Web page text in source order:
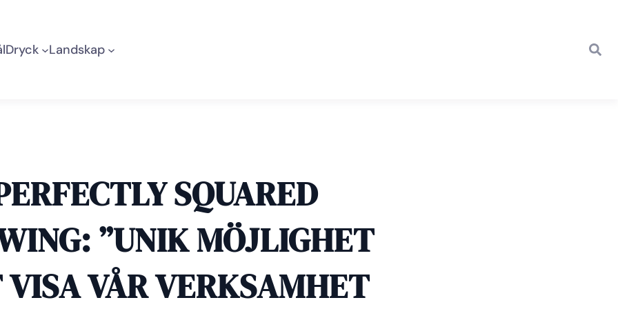
Dryck Landskap
SQUARED
”UNIK MÖJLIGHET
VÅR VERKSAMHET